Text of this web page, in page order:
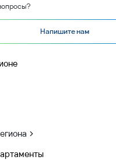
Напишите нам